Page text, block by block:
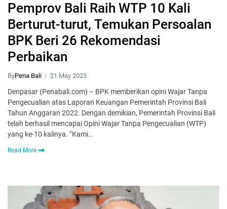
Pemprov Bali Raih WTP 10 Kali
Berturut-turut, Temukan Persoalan
BPK Beri 26 Rekomendasi
Perbaikan
ByPena Bali 21 May 2023
Denpasar (Penabali.com) – BPK memberikan opini Wajar Tanpa
Pengecualian atas Laporan Keuangan Pemerintah Provinsi Bali
Tahun Anggaran 2022. Dengan demikian, Pemerintah Provinsi Bali
telah berhasil mencapai Opini Wajar Tanpa Pengecualian (WTP)
yang ke-10 kalinya. “Kami…
Read More